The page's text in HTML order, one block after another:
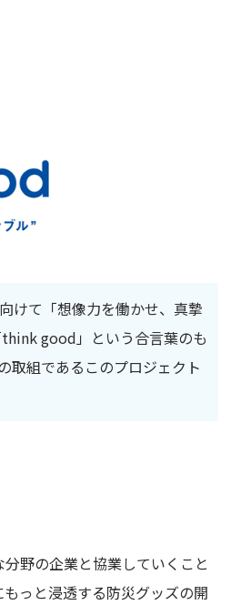
けて「想像力を働かせ、真摯
good」という合言葉のも
取組であるこのプロジェクト
野の企業と協業していくこと
っと浸透する防災グッズの開